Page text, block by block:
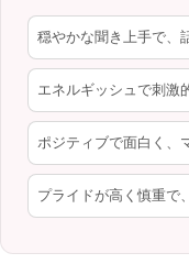
穏やかな聞き上手で、
エネルギッシュで刺激
ポジティブで面白く、
プライドが高く慎重で